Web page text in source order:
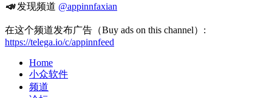
📣发现频道 @appinnfaxian
在这个频道发布广告（Buy ads on this channel）:
https://telega.io/c/appinnfeed
Home
小众软件
频道